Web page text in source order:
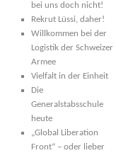
bei uns doch nicht!
Rekrut Lüssi, daher!
Willkommen bei der
Logistik der Schweizer
Armee
Vielfalt in der Einheit
Die
Generalstabsschule
heute
„Global Liberation
Front“ – oder lieber